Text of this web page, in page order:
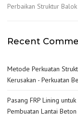
Perbaikan Struktur
Recent
Metode Perkuatan
Kerusakan - Perkuatan
Pasang FRP Lining
Pembuatan Lantai